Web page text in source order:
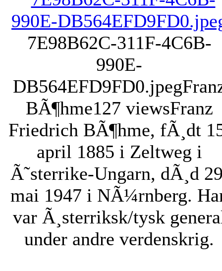
7E98B62C-311F-4C6B-
990E-
DB564EFD9FD0.jpeg
BÃ¶hme127 viewsFranz
Friedrich BÃ¶hme, fÃ¸dt
april 1885 i Zeltweg i
Ã˜sterrike-Ungarn, dÃ¸d
mai 1947 i NÃ¼rnberg.
var Ã¸sterriksk/tysk
under andre verdenskrig.